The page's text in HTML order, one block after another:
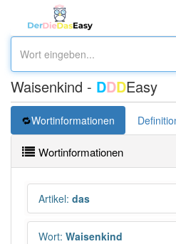
Waisenkind - DDDEasy
Wortinformationen
Wortinformationen
Artikel: das
Wort: Waisenkind